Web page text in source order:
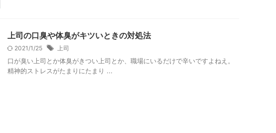
上司の口臭や体臭がキツいときの対処法
2021/1/25 上司
口が臭い上司とか体臭がきつい上司とか、職場にいるだけで辛いですよねえ。
精神的ストレスがたまりにたまり ...